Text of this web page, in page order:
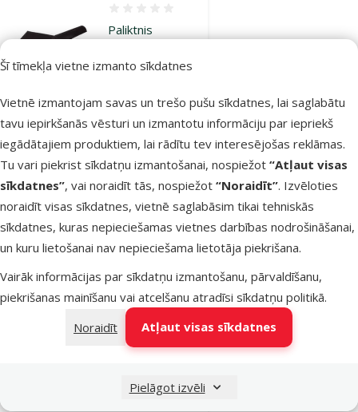
Šī tīmekļa vietne izmanto sīkdatnes
Vietnē izmantojam savas un trešo pušu sīkdatnes, lai saglabātu
tavu iepirkšanās vēsturi un izmantotu informāciju par iepriekš
iegādātajiem produktiem, lai rādītu tev interesējošas reklāmas.
Tu vari piekrist sīkdatņu izmantošanai, nospiežot “Atļaut visas
sīkdatnes”, vai noraidīt tās, nospiežot “Noraidīt”. Izvēloties
noraidīt visas sīkdatnes, vietnē saglabāsim tikai tehniskās
sīkdatnes, kuras nepieciešamas vietnes darbības nodrošināšanai,
un kuru lietošanai nav nepieciešama lietotāja piekrišana.
Vairāk informācijas par sīkdatņu izmantošanu, pārvaldīšanu,
piekrišanas mainīšanu vai atcelšanu atradīsi sīkdatņu politikā.
Noraidīt
Atļaut visas sīkdatnes
Pielāgot izvēli
Paliktnis
HAGEN
80 x 35 cm
Cena
6,99 €
Noliktavā Pievienot grozam
Paliktnis
akvārijam –
HAGEN
Aquarium Pad,
100 x 40 cm
Atsauksmes 0%
Cena
7,99 €